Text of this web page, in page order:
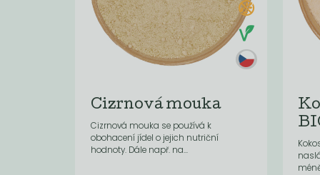
Cizrnová mouka
Cizrnová mouka se používá k
obohacení jídel o jejich nutriční
hodnoty. Dále např. na...